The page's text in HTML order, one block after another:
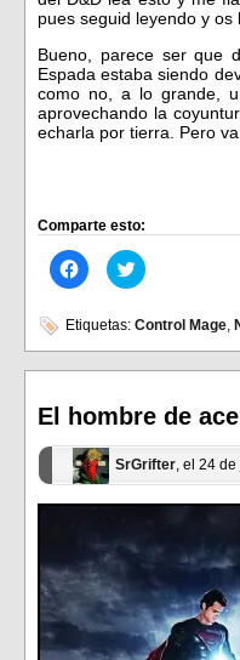
pues seguid leyendo y os
Bueno, parece ser que
Espada estaba siendo
como no, a lo grande,
aprovechando la
echarla por tierra. Pero
Comparte esto:
Haz
clic
en
Facebook
(Se
abre
ventana
nueva)
Haz
clic
en
(Se
abre
ventana
nueva)
Etiquetas: Control Mage,
El hombre de
SrGrifter, el 24